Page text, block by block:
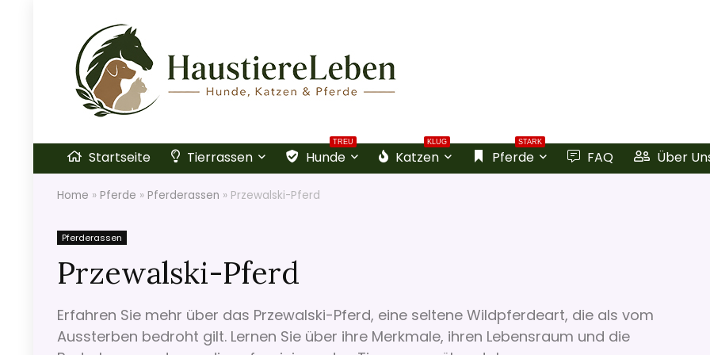
Startseite Tierrassen
TREU
Hunde
KLUG
Katzen
STARK
Pferde FAQ Über
Home » Pferde » Pferderassen » Przewalski-Pferd
Pferderassen
Przewalski-Pferd
Erfahren Sie mehr über das Przewalski-Pferd, eine seltene Wildpferdeart, die als vom
Aussterben bedroht gilt. Lernen Sie über ihre Merkmale, ihren Lebensraum und die